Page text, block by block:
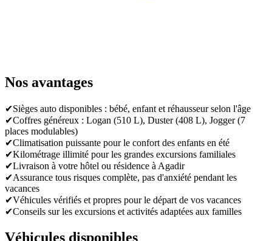
Nos avantages
✔Sièges auto disponibles : bébé, enfant et réhausseur selon l'âge
✔Coffres généreux : Logan (510 L), Duster (408 L), Jogger (7
places modulables)
✔Climatisation puissante pour le confort des enfants en été
✔Kilométrage illimité pour les grandes excursions familiales
✔Livraison à votre hôtel ou résidence à Agadir
✔Assurance tous risques complète, pas d'anxiété pendant les
vacances
✔Véhicules vérifiés et propres pour le départ de vos vacances
✔Conseils sur les excursions et activités adaptées aux familles
Véhicules disponibles